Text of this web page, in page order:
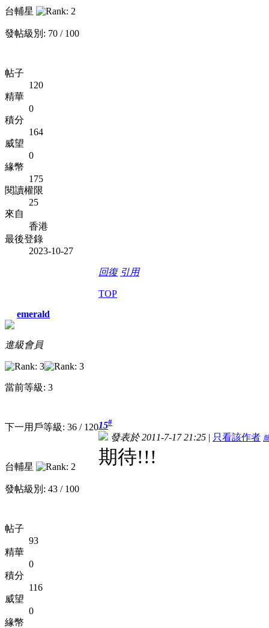
台輔星
發帖級別: 70 / 100
帖子
120
精華
0
積分
164
威望
0
緣幣
175
閱讀權限
25
來自
香港
最後登錄
2023-10-27
回復 引用
TOP
emerald
進級會員
當前等級: 3
下一用戶等級: 36 / 120
台輔星
發帖級別: 43 / 100
帖子
93
精華
0
積分
116
威望
0
緣幣
15#
發表於 2011-7-17 21:25 | 只看該作者
期待!!!